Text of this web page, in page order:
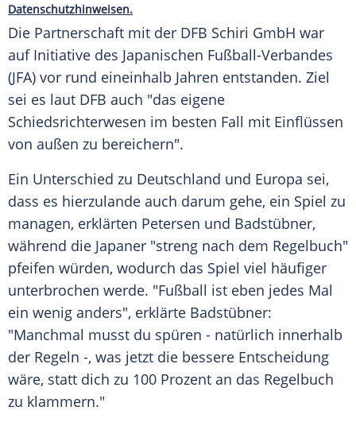
Datenschutzhinweisen.
Die Partnerschaft mit der DFB Schiri GmbH war
auf Initiative des Japanischen Fußball-Verbandes
(JFA) vor rund eineinhalb Jahren entstanden. Ziel
sei es laut DFB auch "das eigene
Schiedsrichterwesen im besten Fall mit Einflüssen
von außen zu bereichern".
Ein Unterschied zu Deutschland und Europa sei,
dass es hierzulande auch darum gehe, ein Spiel zu
managen, erklärten Petersen und Badstübner,
während die Japaner "streng nach dem Regelbuch"
pfeifen würden, wodurch das Spiel viel häufiger
unterbrochen werde. "Fußball ist eben jedes Mal
ein wenig anders", erklärte Badstübner:
"Manchmal musst du spüren - natürlich innerhalb
der Regeln -, was jetzt die bessere Entscheidung
wäre, statt dich zu 100 Prozent an das Regelbuch
zu klammern."